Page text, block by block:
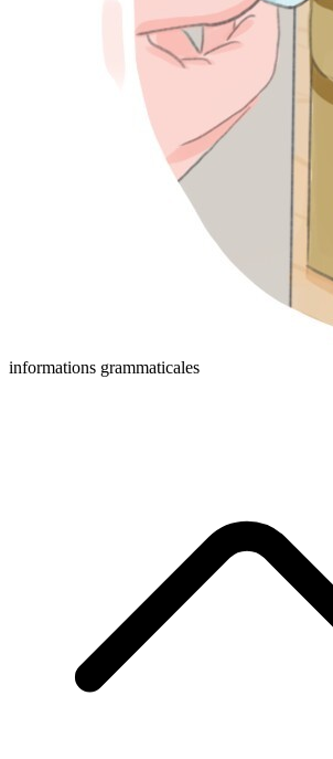
informations grammaticales